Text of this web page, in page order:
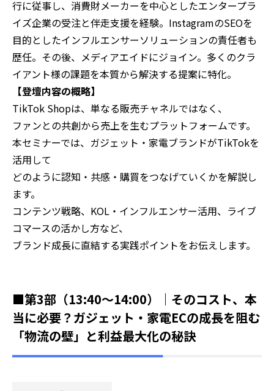
行に従事し、消費財メーカーを中心としたエンタープラ
イズ企業の受注と伴走支援を経験。InstagramのSEOを
目的としたインフルエンサーソリューションの責任者も
歴任。その後、メディアエイドにジョイン。多くのクラ
イアント様の課題を本質から解決する提案に特化。
【登壇内容の概略】
TikTok Shopは、単なる販売チャネルではなく、
ファンとの共創から売上を生むプラットフォームです。
本セミナーでは、ガジェット・家電ブランドがTikTokを
活用して
どのように認知・共感・購買をつなげていくかを解説し
ます。
コンテンツ戦略、KOL・インフルエンサー活用、ライブ
コマースの活かし方など、
ブランド成長に直結する実践ポイントをお伝えします。
■第3部（13:40～14:00）｜そのコスト、本
当に必要？ガジェット・家電ECの成長を阻む
「物流の壁」と利益最大化の秘訣